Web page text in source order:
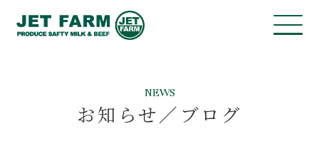
NEWS
お知らせ／ブログ